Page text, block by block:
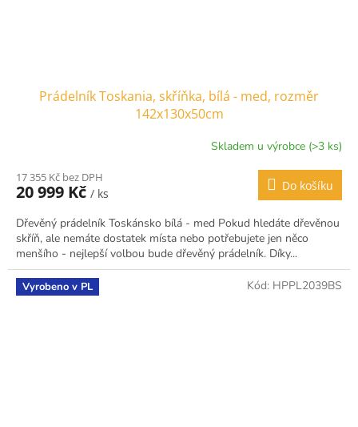
Prádelník Toskania, skříňka, bílá - med, rozměr
142x130x50cm
Skladem u výrobce (>3 ks)
17 355 Kč bez DPH
20 999 Kč / ks
Do košíku
Dřevěný prádelník Toskánsko bílá - med Pokud hledáte dřevěnou
skříň, ale nemáte dostatek místa nebo potřebujete jen něco
menšího - nejlepší volbou bude dřevěný prádelník. Díky...
Vyrobeno v PL Kód: HPPL2039BS